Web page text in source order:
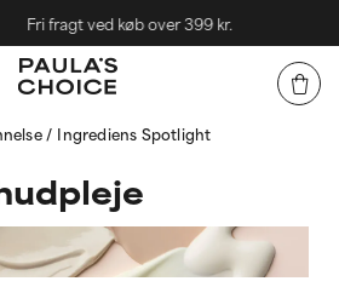
Fri fragt ved køb over 399 kr.
Ingrediens Spotlight